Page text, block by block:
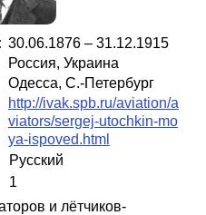
30.06.1876 – 31.12.1915
Россия, Украина
Одесса, С.-Петербург
http://ivak.spb.ru/aviation/a
viators/sergej-utochkin-mo
ya-ispoved.html
Русский
1
и лётчиков-